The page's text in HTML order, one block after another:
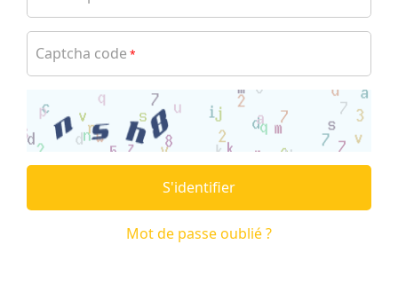
Captcha code *
S'identifier
Mot de passe oublié ?